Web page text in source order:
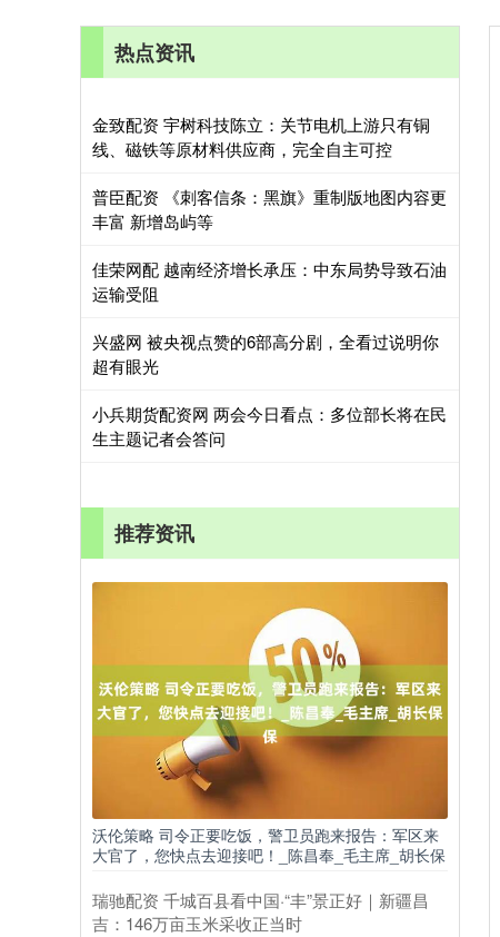
热点资讯
金致配资 宇树科技陈立：关节电机上游只有铜
线、磁铁等原材料供应商，完全自主可控
普臣配资 《刺客信条：黑旗》重制版地图内容更
丰富 新增岛屿等
佳荣网配 越南经济增长承压：中东局势导致石油
运输受阻
兴盛网 被央视点赞的6部高分剧，全看过说明你
超有眼光
小兵期货配资网 两会今日看点：多位部长将在民
生主题记者会答问
推荐资讯
沃伦策略 司令正要吃饭，警卫员跑来报告：军区来
大官了，您快点去迎接吧！_陈昌奉_毛主席_胡长保
瑞驰配资 千城百县看中国·“丰”景正好｜新疆昌
吉：146万亩玉米采收正当时